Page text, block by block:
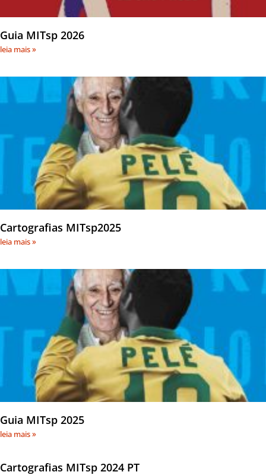
Guia MITsp 2026
leia mais »
Cartografias MITsp2025
leia mais »
Guia MITsp 2025
leia mais »
Cartografias MITsp 2024 PT